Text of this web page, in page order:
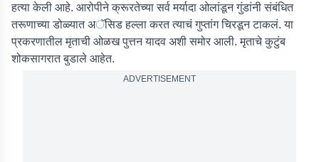
हत्या केली आहे. आरोपीने क्रूरतेच्या सर्व मर्यादा ओलांडून गुंडांनी संबंधित
तरूणाच्या डोळ्यात अॅसिड हल्ला करत त्याचं गुप्तांग चिरडून टाकलं. या
प्रकरणातील मृताची ओळख पुत्तन यादव अशी समोर आली. मृताचे कुटुंब
शोकसागरात बुडाले आहेत.
ADVERTISEMENT